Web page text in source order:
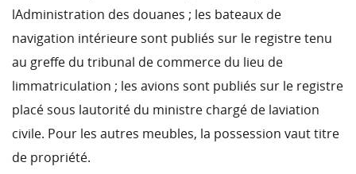
lAdministration des douanes ; les bateaux de
navigation intérieure sont publiés sur le registre tenu
au greffe du tribunal de commerce du lieu de
limmatriculation ; les avions sont publiés sur le registre
placé sous lautorité du ministre chargé de laviation
civile. Pour les autres meubles, la possession vaut titre
de propriété.